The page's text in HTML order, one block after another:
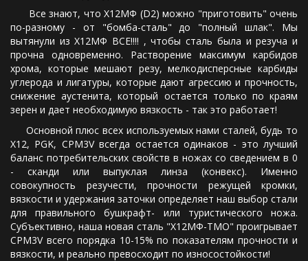
Все знают, что Х12МФ (D2) можно "приготовить" очень
по-разному - от "бомба-сталь" до "полный шлак". Мы
вытянули из Х12МФ ВСЕ!!!! , чтобы сталь была и резуча и
прочна одновременно. Растворение максимум карбидов
хрома, которые мешают резу, мелкодисперсные карбиды
углерода и лигатуры, которые дают агрессию и прочность,
снижение аустенита, который остается только по краям
зерен и дает необходимую вязкость - так это работает!
Основной плюс всех используемых нами сталей, будь то
Х12, PGK, CPM3V всегда остается одинаков - это лучший
баланс потребительских свойств в ножах со сведением в 0
- сканди или выпуклая линза (конвекс). Именно
совокупность резучести, прочности режущей кромки,
вязкости и удержания заточки определяет наш выбор стали
для правильного бушкрафт- или туристического ножа.
Субъективно, наша новая сталь "Х12МФ-ТМО" проигрывает
CPM3V всего порядка 10-15% по показателям прочности и
вязкости, и реально превосходит по износостойкости!